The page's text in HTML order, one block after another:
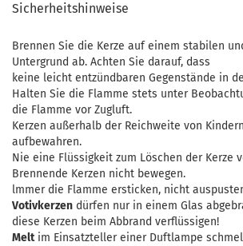
Sicherheitshinweise
Brennen Sie die Kerze auf einem stabilen
Untergrund ab. Achten Sie darauf, dass
keine leicht entzündbaren Gegenstände in
Halten Sie die Flamme stets unter
die Flamme vor Zugluft.
Kerzen außerhalb der Reichweite von
aufbewahren.
Nie eine Flüssigkeit zum Löschen der Kerze
Brennende Kerzen nicht bewegen.
lmmer die Flamme ersticken, nicht
Votivkerzen dürfen nur in einem Glas
diese Kerzen beim Abbrand verflüssigen!
Meltim Einsatzteller einer Duftlampe